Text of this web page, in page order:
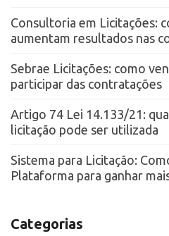
Consultoria em Licitações:
aumentam resultados nas
Sebrae Licitações: como
participar das contratações
Artigo 74 Lei 14.133/21:
licitação pode ser utilizada
Sistema para Licitação:
Plataforma para ganhar
Categorias